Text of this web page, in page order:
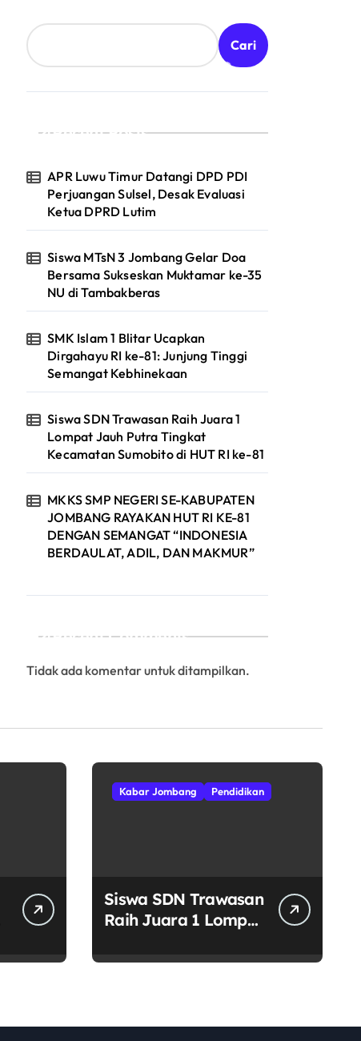
Cari
Recent Posts
APR Luwu Timur Datangi DPD PDI
Perjuangan Sulsel, Desak Evaluasi
Ketua DPRD Lutim
Siswa MTsN 3 Jombang Gelar Doa
Bersama Sukseskan Muktamar ke-35
NU di Tambakberas
SMK Islam 1 Blitar Ucapkan
Dirgahayu RI ke-81: Junjung Tinggi
Semangat Kebhinekaan
Siswa SDN Trawasan Raih Juara 1
Lompat Jauh Putra Tingkat
Kecamatan Sumobito di HUT RI ke-81
MKKS SMP NEGERI SE-KABUPATEN
JOMBANG RAYAKAN HUT RI KE-81
DENGAN SEMANGAT “INDONESIA
BERDAULAT, ADIL, DAN MAKMUR”
Recent Comments
Tidak ada komentar untuk ditampilkan.
Kabar Jombang Pendidikan
Siswa SDN Trawasan
Raih Juara 1 Lompat
Kecamatan